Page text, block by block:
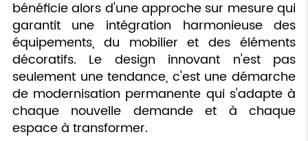
bénéficie alors d'une approche sur mesure qui
garantit une intégration harmonieuse des
équipements, du mobilier et des éléments
décoratifs. Le design innovant n'est pas
seulement une tendance, c'est une démarche
de modernisation permanente qui s'adapte à
chaque nouvelle demande et à chaque
espace à transformer.